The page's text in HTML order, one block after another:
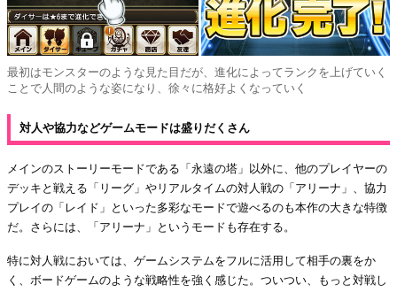
最初はモンスターのような見た目だが、進化によってランクを上げていく
ことで人間のような姿になり、徐々に格好よくなっていく
対人や協力などゲームモードは盛りだくさん
メインのストーリーモードである「永遠の塔」以外に、他のプレイヤーの
デッキと戦える「リーグ」やリアルタイムの対人戦の「アリーナ」、協力
プレイの「レイド」といった多彩なモードで遊べるのも本作の大きな特徴
だ。さらには、「アリーナ」というモードも存在する。
特に対人戦においては、ゲームシステムをフルに活用して相手の裏をか
く、ボードゲームのような戦略性を強く感じた。ついつい、もっと対戦し